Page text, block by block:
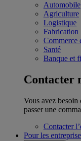
Automobile
Agriculture
Logistique
Fabrication
Commerce
Santé
Banque et
Contacter
Vous avez besoin
passer une
Contacter
Pour les